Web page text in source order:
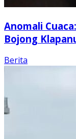
Anomali
Bojong
Berita